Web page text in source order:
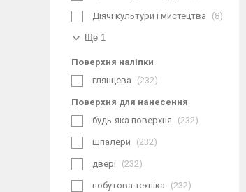
Діячі культури і мистецтва 8
Ще 1
Поверхня наліпки
глянцева
232
Поверхня для нанесення
будь-яка поверхня
232
шпалери 232
двері 232
побутова техніка 232